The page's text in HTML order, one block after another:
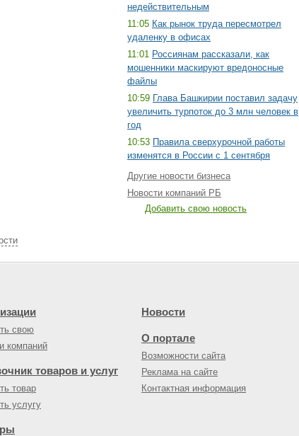
недействительным
11:05 Как рынок труда пересмотрел
удаленку в офисах
11:01 Россиянам рассказали, как
мошенники маскируют вредоносные
файлы
10:59 Глава Башкирии поставил задачу
увеличить турпоток до 3 млн человек в
год
10:53 Правила сверхурочной работы
изменятся в России с 1 сентября
Другие новости бизнеса
Новости компаний РБ
Добавить свою новость
свою
компаний
товаров и услуг
товар
услугу
Новости
О портале
Возможности сайта
Реклама на сайте
Контактная информация